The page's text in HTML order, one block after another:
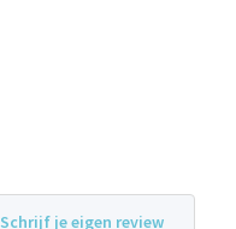
Schrijf je eigen review